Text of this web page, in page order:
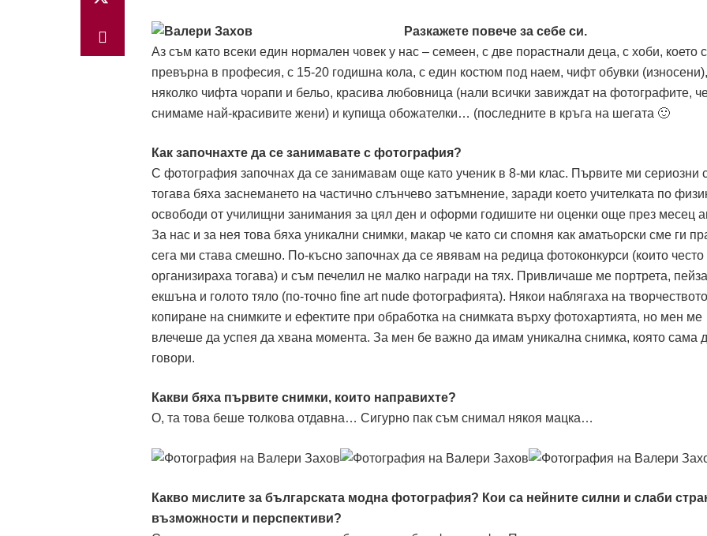
Разкажете повече за себе си.
Аз съм като всеки един нормален човек у нас – семеен, с две порастнали деца, с хоби, което
превърна в професия, с 15-20 годишна кола, с един костюм под наем, чифт обувки (износени),
няколко чифта чорапи и бельо, красива любовница (нали всички завиждат на фотографите,
снимаме най-красивите жени) и купища обожателки… (последните в кръга на шегата 🙂
Как започнахте да се занимавате с фотография?
С фотография започнах да се занимавам още като ученик в 8-ми клас. Първите ми сериозни
тогава бяха заснемането на частично слънчево затъмнение, заради което учителката по
освободи от училищни занимания за цял ден и оформи годишите ни оценки още през месец
За нас и за нея това бяха уникални снимки, макар че като си спомня как аматьорски сме ги
сега ми става смешно. По-късно започнах да се явявам на редица фотоконкурси (които често
организираха тогава) и съм печелил не малко награди на тях. Привличаше ме портрета,
екшъна и голото тяло (по-точно fine art nude фотографията). Някои наблягаха на
копиране на снимките и ефектите при обработка на снимката върху фотохартията, но мен ме
влечеше да успея да хвана момента. За мен бе важно да имам уникална снимка, която сама
говори.
Какви бяха първите снимки, които направихте?
О, та това беше толкова отдавна… Сигурно пак съм снимал някоя мацка…
Какво мислите за българската модна фотография? Кои са нейните силни и слаби
възможности и перспективи?